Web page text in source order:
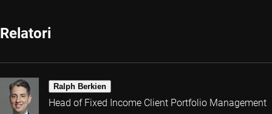
Relatori
Ralph Berkien
Head of Fixed Income Client Portfolio Management